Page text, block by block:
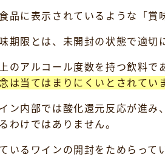
品に表示されているような「賞
期限とは、未開封の状態で適切
のアルコール度数を持つ飲料で
は当てはまりにくいとされていま
ン内部では酸化還元反応が進
わけではありません。
いるワインの開封をためらっ